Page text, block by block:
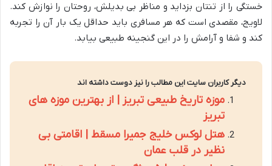
خستگی را از تنتان بزداید و مناظر بی بدیلش، روحتان را نوازش کند.
لاویج، مقصدی است که هر مسافری باید حداقل یک بار آن را تجربه
کند و شفا و آرامش را در این گنجینه طبیعی بیابد.
دیگر کاربران سایت این مطالب را نیز دوست داشته اند
موزه تاریخ طبیعی تبریز | از بهترین موزه های
تبریز
هتل لوکس خلیج جمیرا مسقط | اقامتی بی
نظیر در قلب عمان